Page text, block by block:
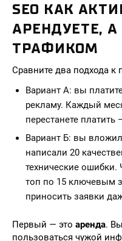
SEO КАК
АРЕНДУЕТЕ, А
ТРАФИКОМ
Сравните два подхода к
Вариант А: вы
рекламу. Каждый
перестанете платить
Вариант Б: вы
написали 20
технические
топ по 15 ключевым
приносить заявки
Первый — это аренда.
пользоваться чужой